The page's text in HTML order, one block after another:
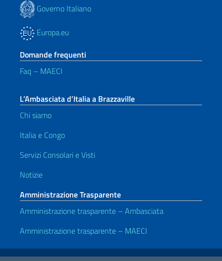
Governo Italiano
Europa.eu
Domande frequenti
Faq – MAECI
L’Ambasciata d’Italia a Brazzaville
Chi siamo
Italia e Congo
Servizi Consolari e Visti
Notizie
Amministrazione Trasparente
Amministrazione trasparente – Ambasciata
Amministrazione trasparente – MAECI
Link Utili